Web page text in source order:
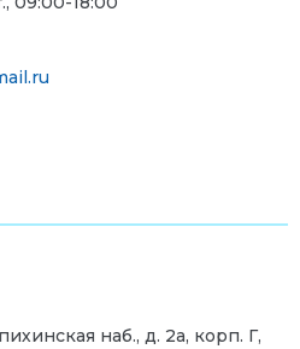
наб., д. 2а, корп. Г,